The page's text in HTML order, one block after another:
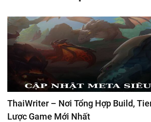
ThaiWriter – Nơi Tổng Hợp Build,
Lược Game Mới Nhất